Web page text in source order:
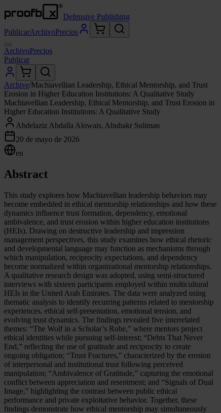
Defensive Publishing
PublicarArchivoPrecios
ArchivoPrecios
Publicar
Archive/Machiavellian Leadership, Ethical Mentorship, and Trust
Erosion in Higher Education Institutions: A Qualitative Study
Machiavellian Leadership, Ethical Mentorship, and Trust Erosion in
Higher Education Institutions: A Qualitative Study
Abdelaziz Abdalla Alowais, Abubakr Suliman
20 de mayo de 2026
en
Abstract
This study explores how Machiavellian leadership behaviors may
become embedded in ethical mentorship relationships and how these
dynamics influence trust formation, dependency, emotional
ambivalence, and trust erosion within higher education institutions
(HEIs). Drawing on destructive leadership and impression
management perspectives, this study examines how ethical rhetoric
and developmental language may function as mechanisms through
which manipulation, reciprocity expectations, and dependency
become normalized within organizational mentorship relationships.
A qualitative research design was adopted, using semi-structured
interviews with sixteen participants employed within multicultural
HEIs in the United Arab Emirates. The data were analyzed using
thematic analysis to identify recurring patterns related to mentorship
experiences, ethical self-presentation, emotional tension, and
evolving trust dynamics. The findings revealed five interrelated
themes: “The Wolf in a Scholar’s Robe,” where mentors project
ethical identities while pursuing self-interest; “Debts That Never
End,” reflecting the use of gratitude and reciprocity to create
ongoing obligation; “Trust Fractures,” characterized by the erosion
of interpersonal and institutional trust following perceived
manipulation; “Ambivalence of Gratitude,” capturing the emotional
conflict between appreciation and resentment; and “Signals of Dual
Image,” highlighting the contrast between public ethical
performance and private exploitative behavior. Together, these
findings demonstrate how ethical mentorship may simultaneously